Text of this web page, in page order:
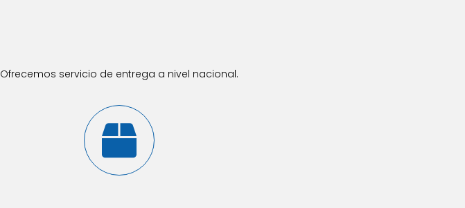
Ofrecemos servicio de entrega a nivel nacional.